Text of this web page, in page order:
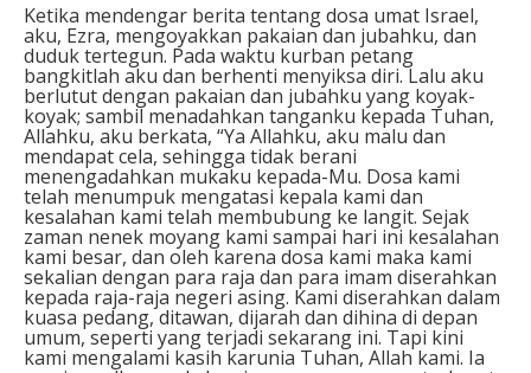
Ketika mendengar berita tentang dosa umat Israel,
aku, Ezra, mengoyakkan pakaian dan jubahku, dan
duduk tertegun. Pada waktu kurban petang
bangkitlah aku dan berhenti menyiksa diri. Lalu aku
berlutut dengan pakaian dan jubahku yang koyak-
koyak; sambil menadahkan tanganku kepada Tuhan,
Allahku, aku berkata, “Ya Allahku, aku malu dan
mendapat cela, sehingga tidak berani
menengadahkan mukaku kepada-Mu. Dosa kami
telah menumpuk mengatasi kepala kami dan
kesalahan kami telah membubung ke langit. Sejak
zaman nenek moyang kami sampai hari ini kesalahan
kami besar, dan oleh karena dosa kami maka kami
sekalian dengan para raja dan para imam diserahkan
kepada raja-raja negeri asing. Kami diserahkan dalam
kuasa pedang, ditawan, dijarah dan dihina di depan
umum, seperti yang terjadi sekarang ini. Tapi kini
kami mengalami kasih karunia Tuhan, Allah kami. Ia